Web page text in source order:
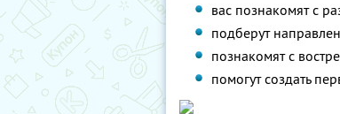
вас познакомят с
подберут
познакомят с
помогут создать